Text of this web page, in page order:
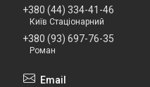
+380 (44) 334-41-46
Київ Стаціонарний
+380 (93) 697-76-35
Роман